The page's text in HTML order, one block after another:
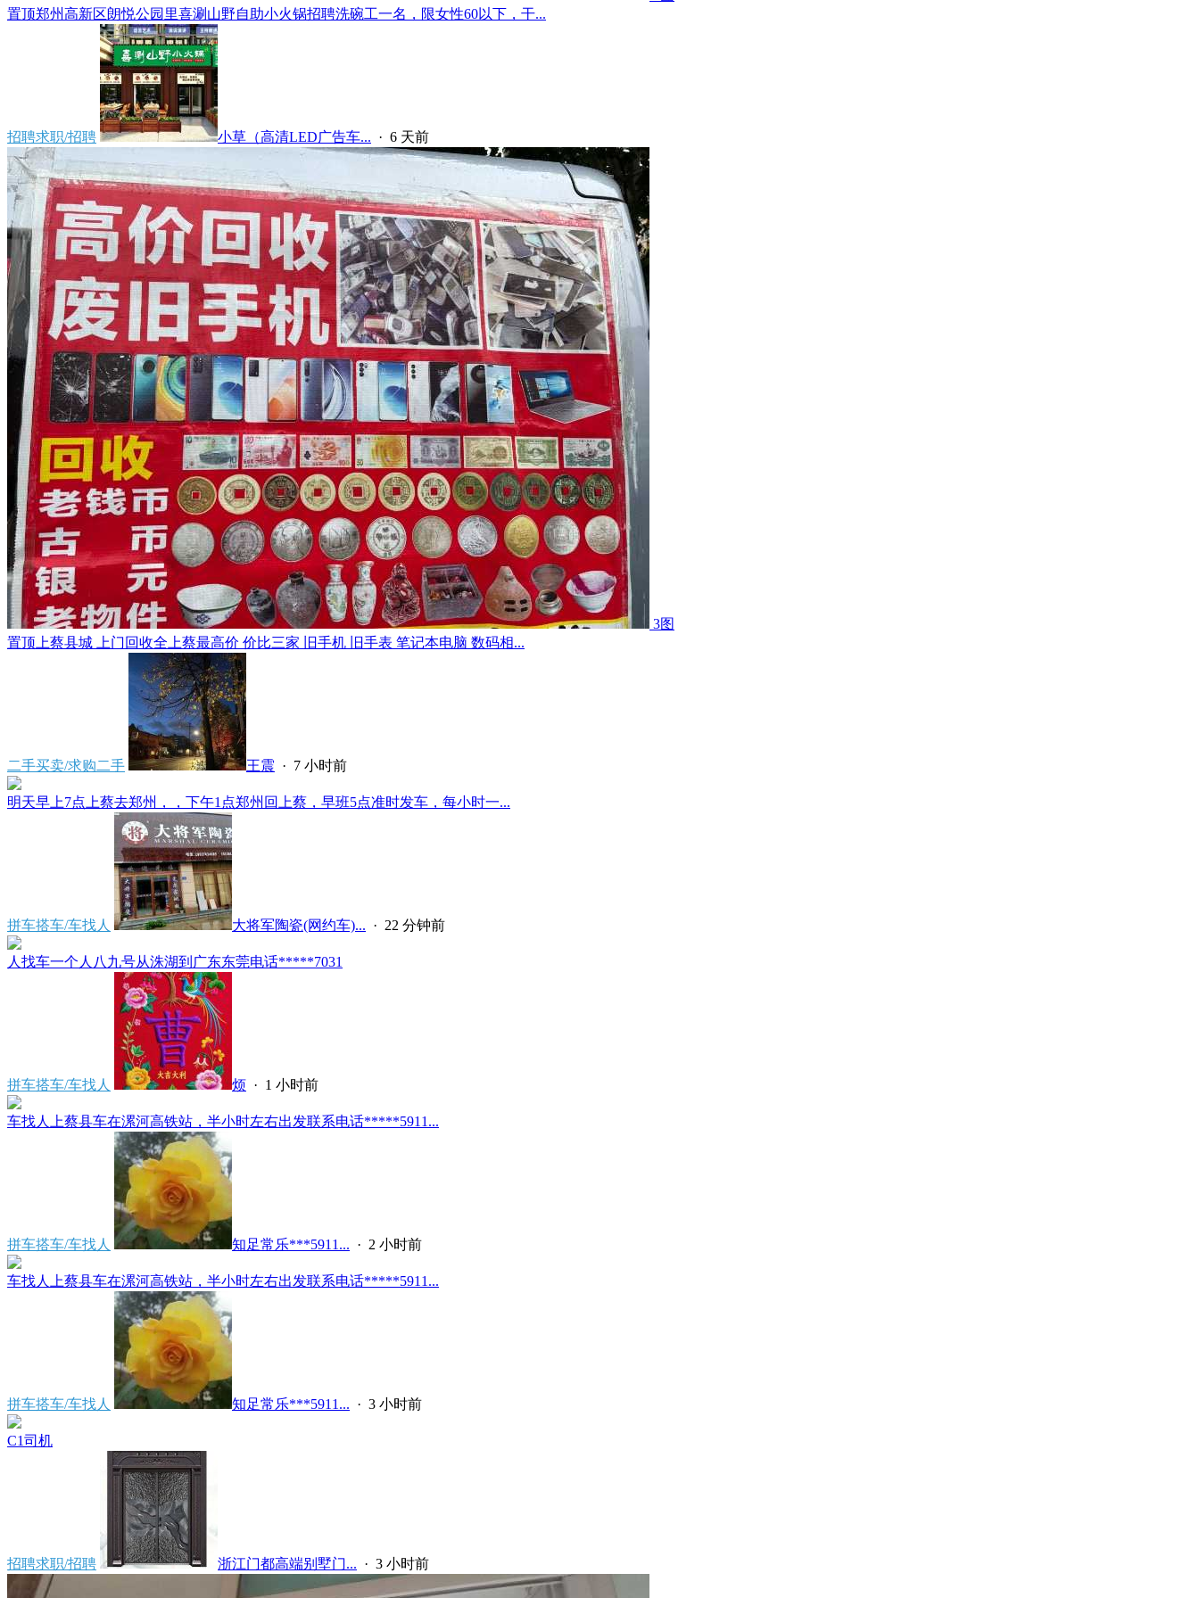
置顶郑州高新区朗悦公园里喜涮山野自助小火锅招聘洗碗工一名，限女性60以下，干...
招聘求职/招聘 小草（高清LED广告车... · 6 天前
3图
置顶 上蔡县城 上门回收全上蔡最高价 价比三家 旧手机 旧手表 笔记本电脑 数码相...
二手买卖/求购二手 王震 · 7 小时前
明天早上7点上蔡去郑州，，下午1点郑州回上蔡，早班5点准时发车，每小时一...
拼车搭车/车找人 大将军陶瓷(网约车)... · 22 分钟前
人找车一个人八九号从洙湖到广东东莞电话*****7031
拼车搭车/车找人 烦 · 1 小时前
车找人上蔡县车在漯河高铁站，半小时左右出发联系电话*****5911...
拼车搭车/车找人 知足常乐***5911... · 2 小时前
车找人上蔡县车在漯河高铁站，半小时左右出发联系电话*****5911...
拼车搭车/车找人 知足常乐***5911... · 3 小时前
C1司机
招聘求职/招聘 浙江门都高端别墅门... · 3 小时前